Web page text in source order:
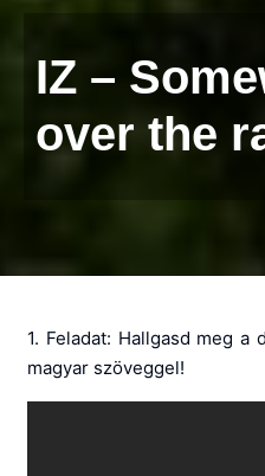
IZ –
over the
1. Feladat: Hallgasd meg
magyar szöveggel!